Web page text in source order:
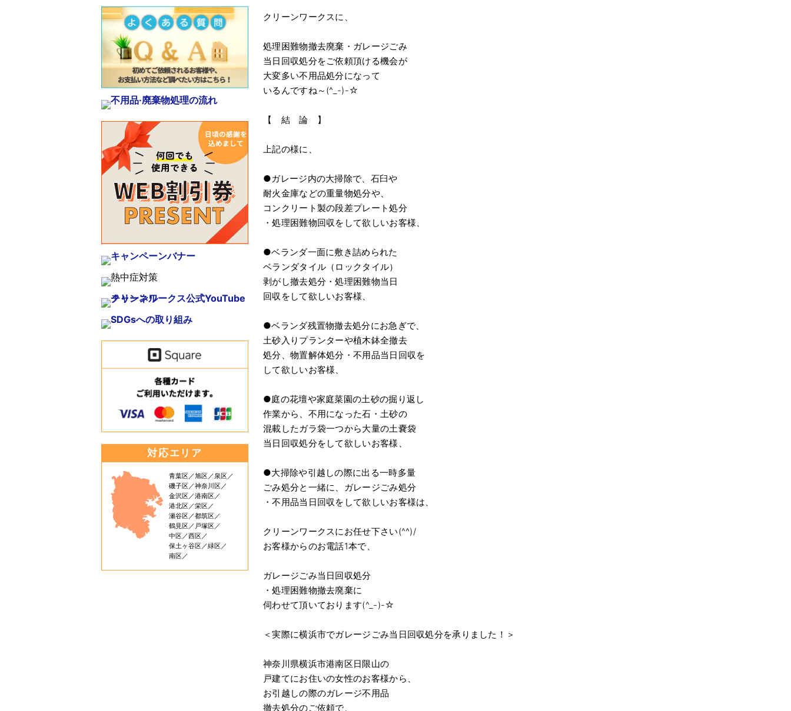
クリーンワークスに、
処理困難物撤去廃棄・ガレージごみ
当日回収処分をご依頼頂ける機会が
大変多い不用品処分になって
いるんですね～(^_-)-☆
【 結 論 】
上記の様に、
●ガレージ内の大掃除で、石臼や
耐火金庫などの重量物処分や、
コンクリート製の段差プレート処分
・処理困難物回収をして欲しいお客様、
●ベランダ一面に敷き詰められた
ベランダタイル（ロックタイル）
剥がし撤去処分・処理困難物当日
回収をして欲しいお客様、
●ベランダ残置物撤去処分にお急ぎで、
土砂入りプランターや植木鉢全撤去
処分、物置解体処分・不用品当日回収を
して欲しいお客様、
●庭の花壇や家庭菜園の土砂の掘り返し
作業から、不用になった石・土砂の
混載したガラ袋一つから大量の土嚢袋
当日回収処分をして欲しいお客様、
●大掃除や引越しの際に出る一時多量
ごみ処分と一緒に、ガレージごみ処分
・不用品当日回収をして欲しいお客様は、
クリーンワークスにお任せ下さい(^^)/
お客様からのお電話1本で、
ガレージごみ当日回収処分
・処理困難物撤去廃棄に
伺わせて頂いております(^_-)-☆
＜実際に横浜市でガレージごみ当日回収処分を承りました！＞
神奈川県横浜市港南区日限山の
戸建てにお住いの女性のお客様から、
お引越しの際のガレージ不用品
撤去処分のご依頼で、
対応エリア
青葉区 旭区
泉区
磯子区
神奈川区
金沢区
港南区
港北区
栄区
瀬谷区
都筑区
鶴見区
戸塚区
中区
西区
保土ヶ谷区
緑区
南区